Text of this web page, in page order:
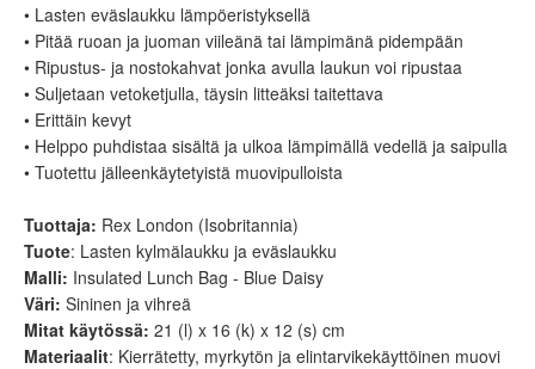
• Lasten eväslaukku lämpöeristyksellä
• Pitää ruoan ja juoman viileänä tai lämpimänä pidempään
• Ripustus- ja nostokahvat jonka avulla laukun voi ripustaa
• Suljetaan vetoketjulla, täysin litteäksi taitettava
• Erittäin kevyt
• Helppo puhdistaa sisältä ja ulkoa lämpimällä vedellä ja saipulla
• Tuotettu jälleenkäytetyistä muovipulloista
Tuottaja: Rex London (Isobritannia)
Tuote: Lasten kylmälaukku ja eväslaukku
Malli: Insulated Lunch Bag - Blue Daisy
Väri: Sininen ja vihreä
Mitat käytössä: 21 (l) x 16 (k) x 12 (s) cm
Materiaalit: Kierrätetty, myrkytön ja elintarvikekäyttöinen muovi